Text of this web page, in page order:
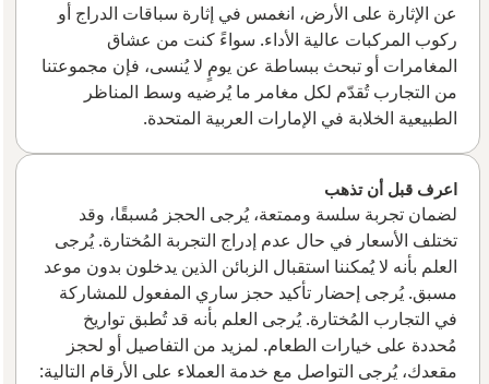
عن الإثارة على الأرض، انغمس في إثارة سباقات الدراج أو
ركوب المركبات عالية الأداء. سواءً كنت من عشاق
المغامرات أو تبحث ببساطة عن يومٍ لا يُنسى، فإن مجموعتنا
من التجارب تُقدّم لكل مغامر ما يُرضيه وسط المناظر
الطبيعية الخلابة في الإمارات العربية المتحدة.
اعرف قبل أن تذهب
لضمان تجربة سلسة وممتعة، يُرجى الحجز مُسبقًا، وقد
تختلف الأسعار في حال عدم إدراج التجربة المُختارة. يُرجى
العلم بأنه لا يُمكننا استقبال الزبائن الذين يدخلون بدون موعد
مسبق. يُرجى إحضار تأكيد حجز ساري المفعول للمشاركة
في التجارب المُختارة. يُرجى العلم بأنه قد تُطبق تواريخ
مُحددة على خيارات الطعام. لمزيد من التفاصيل أو لحجز
مقعدك، يُرجى التواصل مع خدمة العملاء على الأرقام التالية: